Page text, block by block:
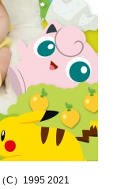
C）1995 2021